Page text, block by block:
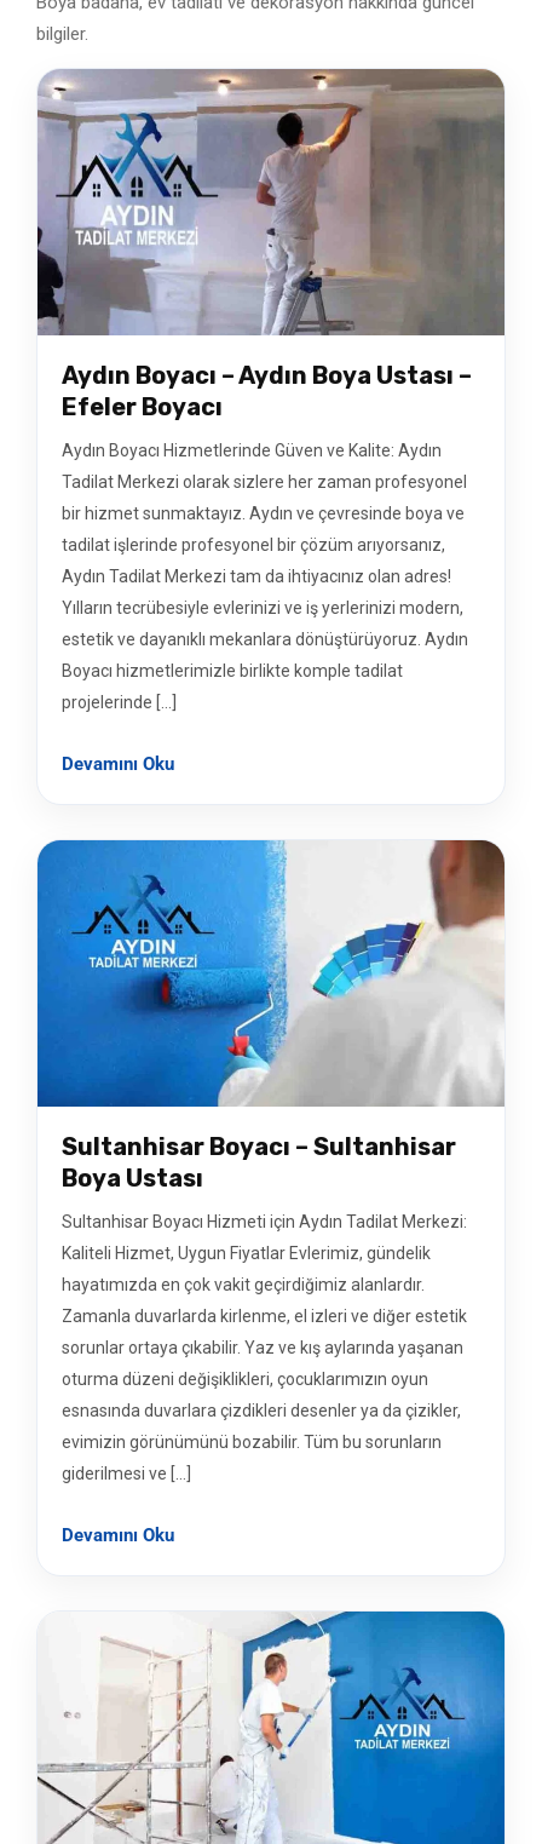
bilgiler.
Aydın Boyacı – Aydın Boya Ustası –
Efeler Boyacı
Aydın Boyacı Hizmetlerinde Güven ve Kalite: Aydın
Tadilat Merkezi olarak sizlere her zaman profesyonel
bir hizmet sunmaktayız. Aydın ve çevresinde boya ve
tadilat işlerinde profesyonel bir çözüm arıyorsanız,
Aydın Tadilat Merkezi tam da ihtiyacınız olan adres!
Yılların tecrübesiyle evlerinizi ve iş yerlerinizi modern,
estetik ve dayanıklı mekanlara dönüştürüyoruz. Aydın
Boyacı hizmetlerimizle birlikte komple tadilat
projelerinde […]
Devamını Oku
Sultanhisar Boyacı – Sultanhisar
Boya Ustası
Sultanhisar Boyacı Hizmeti için Aydın Tadilat Merkezi:
Kaliteli Hizmet, Uygun Fiyatlar Evlerimiz, gündelik
hayatımızda en çok vakit geçirdiğimiz alanlardır.
Zamanla duvarlarda kirlenme, el izleri ve diğer estetik
sorunlar ortaya çıkabilir. Yaz ve kış aylarında yaşanan
oturma düzeni değişiklikleri, çocuklarımızın oyun
esnasında duvarlara çizdikleri desenler ya da çizikler,
evimizin görünümünü bozabilir. Tüm bu sorunların
giderilmesi ve […]
Devamını Oku